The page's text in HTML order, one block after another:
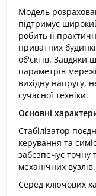
Модель
підтримує
робить її
приватних
об'єктів. Завдяки
параметрів
вихідну напругу,
сучасної техніки.
Основні
Стабілізатор
керування та
забезпечує точну
механічних вузлів.
Серед ключових